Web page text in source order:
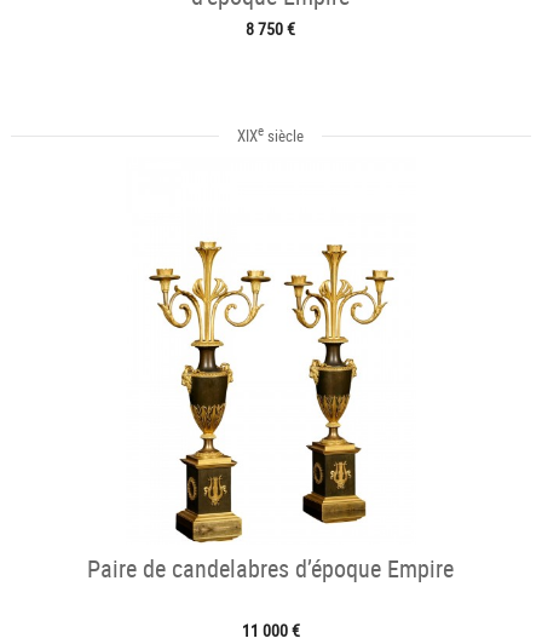
8 750 €
XIXe siècle
Paire de candelabres d’époque Empire
11 000 €